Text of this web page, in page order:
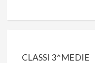
CLASSI 3^MEDIE